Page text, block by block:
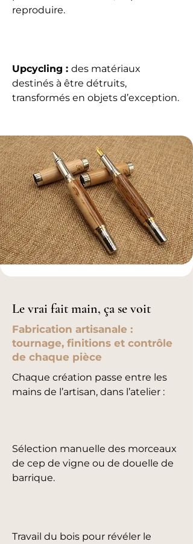
reproduire.
Upcycling : des matériaux
destinés à être détruits,
transformés en objets d’exception.
Le vrai fait main, ça se voit
Fabrication artisanale :
tournage, finitions et contrôle
de chaque pièce
Chaque création passe entre les
mains de l’artisan, dans l’atelier :
Sélection manuelle des morceaux
de cep de vigne ou de douelle de
barrique.
Travail du bois pour révéler le